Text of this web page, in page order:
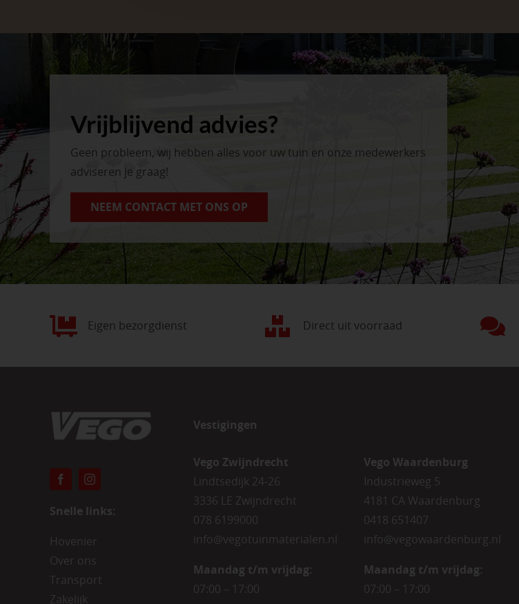
Vrijblijvend advies?
Geen probleem, wij hebben alles voor uw tuin en onze medewerkers
adviseren je graag!
NEEM CONTACT MET ONS OP
Eigen bezorgdienst Direct uit voorraad
Snelle links:
Hovenier
Over ons
Transport
Zakelijk
Vestigingen
Vego Zwijndrecht
Lindtsedijk 24-26
3336 LE Zwijndrecht
078 6199000
info@vegotuinmaterialen.nl
Maandag t/m vrijdag:
07:00 – 17:00
Vego Waardenburg
Industrieweg 5
4181 CA Waardenburg
0418 651407
info@vegowaardenburg.nl
Maandag t/m vrijdag:
07:00 – 17:00